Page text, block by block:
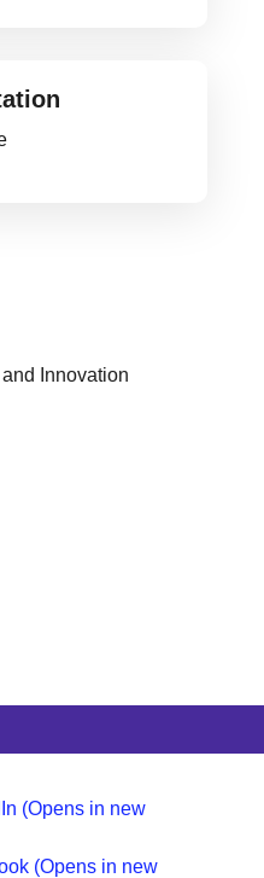
(Opens in new
(Opens in new